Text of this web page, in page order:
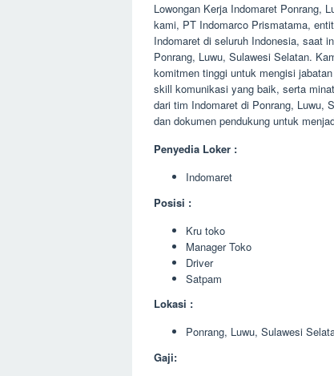
Lowongan Kerja Indomaret Ponrang,
kami, PT Indomarco Prismatama,
Indomaret di seluruh Indonesia, saat
Ponrang, Luwu, Sulawesi Selatan.
komitmen tinggi untuk mengisi
skill komunikasi yang baik, serta
dari tim Indomaret di Ponrang, Luwu,
dan dokumen pendukung untuk
Penyedia Loker :
Indomaret
Posisi :
Kru toko
Manager Toko
Driver
Satpam
Lokasi :
Ponrang, Luwu, Sulawesi
Gaji: